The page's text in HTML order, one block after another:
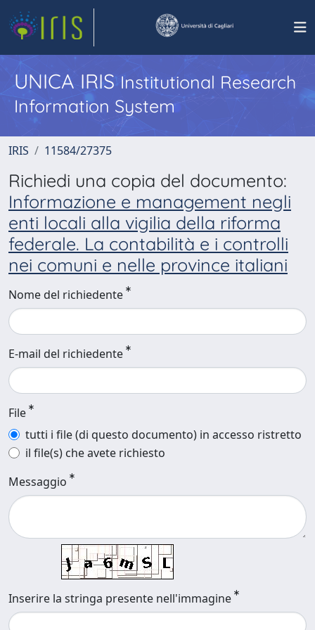
UNICA IRISInstitutional Research
Information System
IRIS 11584/27375
Richiedi una copia del documento:
Informazione e management negli
enti locali alla vigilia della riforma
federale. La contabilità e i controlli
nei comuni e nelle province italiani
Nome del richiedente
E-mail del richiedente
File
tutti i file (di questo documento) in accesso ristretto
il file(s) che avete richiesto
Messaggio
Inserire la stringa presente nell'immagine